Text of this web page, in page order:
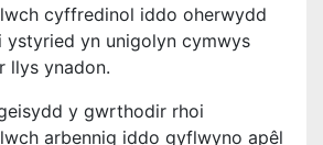
cyffredinol iddo oherwydd
ystyried yn unigolyn cymwys
llys ynadon.
y gwrthodir rhoi
arbennig iddo gyflwyno apêl